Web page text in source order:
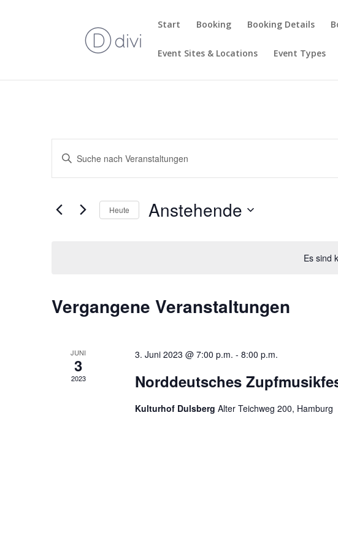
Start Booking Booking Details
Event Sites & Locations Event Types
Es sind
Veranstaltungen
Suche
und
Navigation
Bitte
Schlüsselwort
eingeben.
nach
Heute Anstehende
Vergangene Veranstaltungen
JUNI
3
2023
3. Juni 2023 @ 7:00 p.m. - 8:00 p.m.
Norddeutsches
Kulturhof Dulsberg Alter Teichweg 200, Hamburg